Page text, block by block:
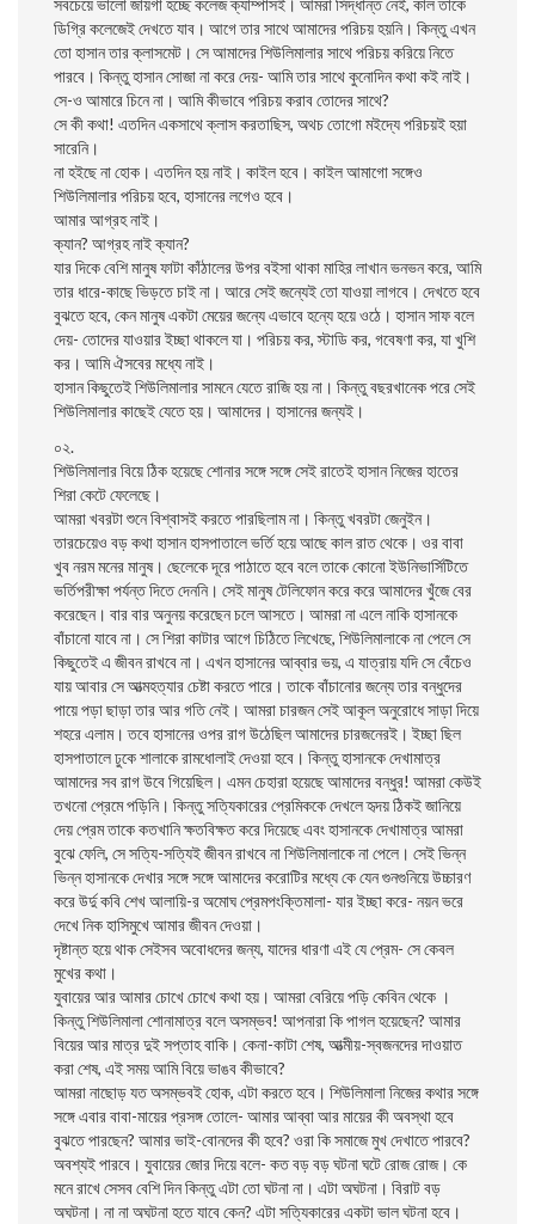
সবচেয়ে ভালো জায়গা হচ্ছে কলেজ ক্যাম্পাসই। আমরা সিদ্ধান্ত নেই, কাল তাকে
ডিগ্রি কলেজেই দেখতে যাব। আগে তার সাথে আমাদের পরিচয় হয়নি। কিন্তু এখন
তো হাসান তার ক্লাসমেট। সে আমাদের শিউলিমালার সাথে পরিচয় করিয়ে নিতে
পারবে। কিন্তু হাসান সোজা না করে দেয়- আমি তার সাথে কুনোদিন কথা কই নাই।
সে-ও আমারে চিনে না। আমি কীভাবে পরিচয় করাব তোদের সাথে?
সে কী কথা! এতদিন একসাথে ক্লাস করতাছিস, অথচ তোগো মইদ্যে পরিচয়ই হয়া
সারেনি।
না হইছে না হোক। এতদিন হয় নাই। কাইল হবে। কাইল আমাগো সঙ্গেও
শিউলিমালার পরিচয় হবে, হাসানের লগেও হবে।
আমার আগ্রহ নাই।
ক্যান? আগ্রহ নাই ক্যান?
যার দিকে বেশি মানুষ ফাটা কাঁঠালের উপর বইসা থাকা মাহির লাখান ভনভন করে, আমি
তার ধারে-কাছে ভিড়তে চাই না। আরে সেই জন্যেই তো যাওয়া লাগবে। দেখতে হবে
বুঝতে হবে, কেন মানুষ একটা মেয়ের জন্যে এভাবে হন্যে হয়ে ওঠে। হাসান সাফ বলে
দেয়- তোদের যাওয়ার ইচ্ছা থাকলে যা। পরিচয় কর, স্টাডি কর, গবেষণা কর, যা খুশি
কর। আমি ঐসবের মধ্যে নাই।
হাসান কিছুতেই শিউলিমালার সামনে যেতে রাজি হয় না। কিন্তু বছরখানেক পরে সেই
শিউলিমালার কাছেই যেতে হয়। আমাদের। হাসানের জন্যই।
০২.
শিউলিমালার বিয়ে ঠিক হয়েছে শোনার সঙ্গে সঙ্গে সেই রাতেই হাসান নিজের হাতের
শিরা কেটে ফেলেছে।
আমরা খবরটা শুনে বিশ্বাসই করতে পারছিলাম না। কিন্তু খবরটা জেনুইন।
তারচেয়েও বড় কথা হাসান হাসপাতালে ভর্তি হয়ে আছে কাল রাত থেকে। ওর বাবা
খুব নরম মনের মানুষ। ছেলেকে দূরে পাঠাতে হবে বলে তাকে কোনো ইউনিভার্সিটিতে
ভর্তিপরীক্ষা পর্যন্ত দিতে দেননি। সেই মানুষ টেলিফোন করে করে আমাদের খুঁজে বের
করেছেন। বার বার অনুনয় করেছেন চলে আসতে। আমরা না এলে নাকি হাসানকে
বাঁচানো যাবে না। সে শিরা কাটার আগে চিঠিতে লিখেছে, শিউলিমালাকে না পেলে সে
কিছুতেই এ জীবন রাখবে না। এখন হাসানের আব্বার ভয়, এ যাত্রায় যদি সে বেঁচেও
যায় আবার সে আত্মহত্যার চেষ্টা করতে পারে। তাকে বাঁচানোর জন্যে তার বন্ধুদের
পায়ে পড়া ছাড়া তার আর গতি নেই। আমরা চারজন সেই আকূল অনুরোধে সাড়া দিয়ে
শহরে এলাম। তবে হাসানের ওপর রাগ উঠেছিল আমাদের চারজনেরই। ইচ্ছা ছিল
হাসপাতালে ঢুকে শালাকে রামধোলাই দেওয়া হবে। কিন্তু হাসানকে দেখামাত্র
আমাদের সব রাগ উবে গিয়েছিল। এমন চেহারা হয়েছে আমাদের বন্ধুর! আমরা কেউই
তখনো প্রেমে পড়িনি। কিন্তু সত্যিকারের প্রেমিককে দেখলে হৃদয় ঠিকই জানিয়ে
দেয় প্রেম তাকে কতখানি ক্ষতবিক্ষত করে দিয়েছে এবং হাসানকে দেখামাত্র আমরা
বুঝে ফেলি, সে সত্যি-সত্যিই জীবন রাখবে না শিউলিমালাকে না পেলে। সেই ভিন্ন
ভিন্ন হাসানকে দেখার সঙ্গে সঙ্গে আমাদের করোটির মধ্যে কে যেন গুনগুনিয়ে উচ্চারণ
করে উর্দু কবি শেখ আলায়ি-র অমোঘ প্রেমপংক্তিমালা- যার ইচ্ছা করে- নয়ন ভরে
দেখে নিক হাসিমুখে আমার জীবন দেওয়া।
দৃষ্টান্ত হয়ে থাক সেইসব অবোধদের জন্য, যাদের ধারণা এই যে প্রেম- সে কেবল
মুখের কথা।
যুবায়ের আর আমার চোখে চোখে কথা হয়। আমরা বেরিয়ে পড়ি কেবিন থেকে ।
কিন্তু শিউলিমালা শোনামাত্র বলে অসম্ভব! আপনারা কি পাগল হয়েছেন? আমার
বিয়ের আর মাত্র দুই সপ্তাহ বাকি। কেনা-কাটা শেষ, আত্মীয়-স্বজনদের দাওয়াত
করা শেষ, এই সময় আমি বিয়ে ভাঙব কীভাবে?
আমরা নাছোড় যত অসম্ভবই হোক, এটা করতে হবে। শিউলিমালা নিজের কথার সঙ্গে
সঙ্গে এবার বাবা-মায়ের প্রসঙ্গ তোলে- আমার আব্বা আর মায়ের কী অবস্থা হবে
বুঝতে পারছেন? আমার ভাই-বোনদের কী হবে? ওরা কি সমাজে মুখ দেখাতে পারবে?
অবশ্যই পারবে। যুবায়ের জোর দিয়ে বলে- কত বড় বড় ঘটনা ঘটে রোজ রোজ। কে
মনে রাখে সেসব বেশি দিন কিন্তু এটা তো ঘটনা না। এটা অঘটনা। বিরাট বড়
অঘটনা। না না অঘটনা হতে যাবে কেন? এটা সত্যিকারের একটা ভাল ঘটনা হবে।